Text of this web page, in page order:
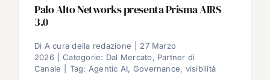
Palo Alto Networks presenta Prisma AIRS
3.0
Di A cura della redazione
27 Marzo
2026
Categorie: Dal Mercato, Partner di
Canale
Tag: Agentic AI, Governance, visibilità